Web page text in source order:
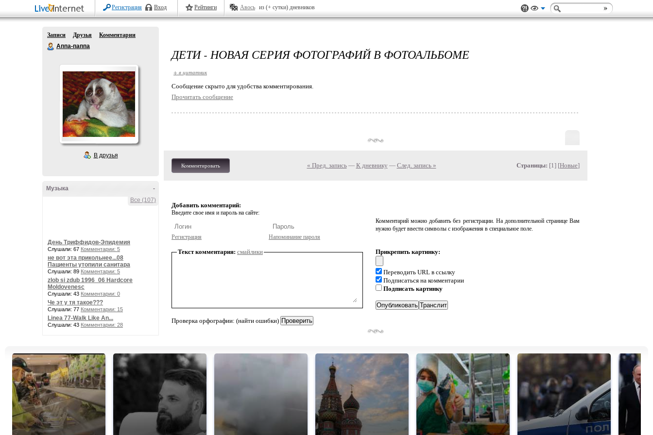
Регистрация Вход Рейтинги Авось из (+ сутки) дневников
Записи Друзья
Комментарии
Аппа-паппа
В друзья
-
Музыка
Все (107)
День Триффидов-Эпидемия
Слушали: 67 Комментарии: 5
не вот эта прикольнее...08
Пациенты утопили санитара
Слушали: 89 Комментарии: 5
zlob si zdub 1996_06 Hardcore
Moldovenesc
Слушали: 43 Комментарии: 0
Че эт у тя такое???
Слушали: 77 Комментарии: 15
Linea 77-Walk Like An...
Слушали: 43 Комментарии: 28
ДЕТИ - НОВАЯ СЕРИЯ ФОТОГРАФИЙ В ФОТОАЛЬБОМЕ
+ в цитатник
Cообщение скрыто для удобства комментирования.
Прочитать сообщение
Комментировать « Пред. запись— К дневнику — След. запись » Страницы: [1] [Новые]
Добавить комментарий:
Введите свое имя и пароль на сайте:
Регистрация Напоминание пароля
Комментарий можно добавить без регистрации. На дополнительной странице Вам
нужно будет ввести символы с изображения в специальное поле.
Текст комментария: смайлики
Проверка орфографии: (найти ошибки)
Прикрепить картинку:
Переводить URL в ссылку
Подписаться на комментарии
Подписать картинку